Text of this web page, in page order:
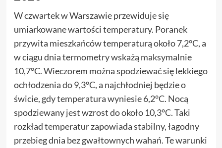
W czwartek w Warszawie przewiduje się
umiarkowane wartości temperatury. Poranek
przywita mieszkańców temperaturą około 7,2°C, a
w ciągu dnia termometry wskażą maksymalnie
10,7°C. Wieczorem można spodziewać się lekkiego
ochłodzenia do 9,3°C, a najchłodniej będzie o
świcie, gdy temperatura wyniesie 6,2°C. Nocą
spodziewany jest wzrost do około 10,3°C. Taki
rozkład temperatur zapowiada stabilny, łagodny
przebieg dnia bez gwałtownych wahań. Te warunki